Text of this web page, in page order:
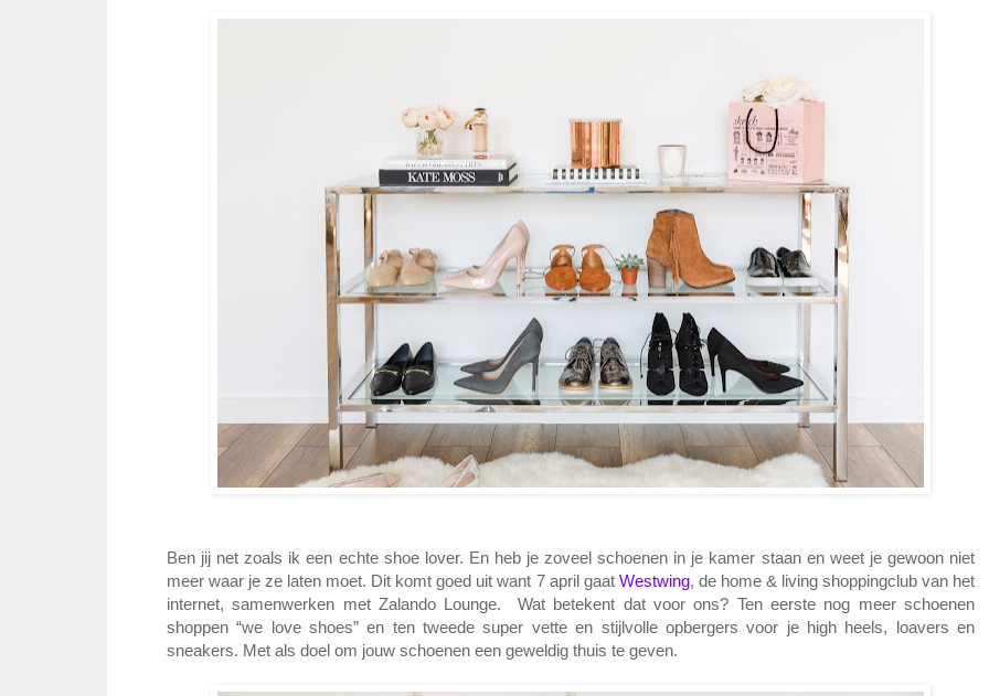
Ben jij net zoals ik een echte shoe lover. En heb je zoveel schoenen in je kamer staan en weet je gewoon niet
meer waar je ze laten moet. Dit komt goed uit want 7 april gaat Westwing, de home & living shoppingclub van het
internet, samenwerken met Zalando Lounge. Wat betekent dat voor ons? Ten eerste nog meer schoenen
shoppen “we love shoes” en ten tweede super vette en stijlvolle opbergers voor je high heels, loavers en
sneakers. Met als doel om jouw schoenen een geweldig thuis te geven.